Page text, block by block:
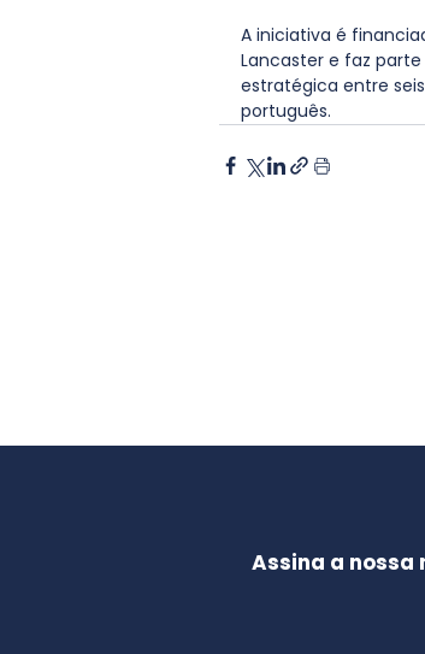
A iniciativa é
Lancaster e faz
estratégica entre
português.
Assina a nossa